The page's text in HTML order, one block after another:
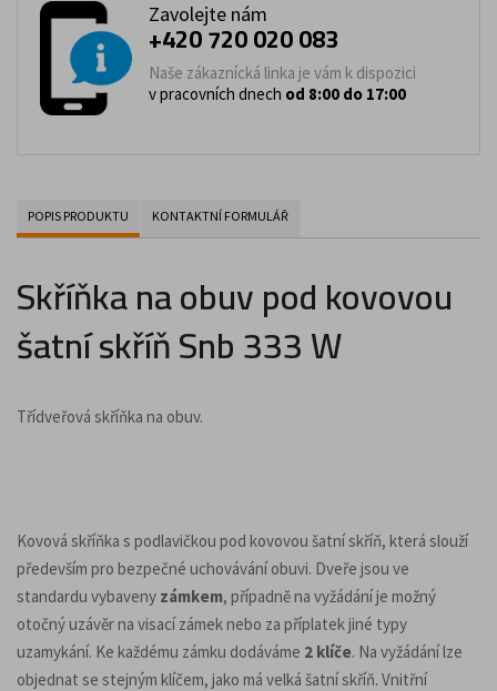
Zavolejte nám
+420 720 020 083
Naše zákaznícká linka je vám k dispozici
v pracovních dnech od 8:00 do 17:00
POPIS PRODUKTU KONTAKTNÍ FORMULÁŘ
Skříňka na obuv pod kovovou
šatní skříň Snb 333 W
Třídveřová skříňka na obuv.
Kovová skříňka s podlavičkou pod kovovou šatní skříň, která slouží
především pro bezpečné uchovávání obuvi. Dveře jsou ve
standardu vybaveny zámkem, případně na vyžádání je možný
otočný uzávěr na visací zámek nebo za příplatek jiné typy
uzamykání. Ke každému zámku dodáváme 2 klíče. Na vyžádání lze
objednat se stejným klíčem, jako má velká šatní skříň. Vnitřní